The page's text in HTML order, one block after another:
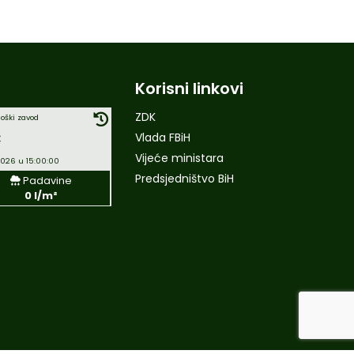
zavod
u 15:00:00
Padavine
0 l/m²
Korisni linkovi
ZDK
Vlada FBiH
Vijeće ministara
Predsjedništvo BiH